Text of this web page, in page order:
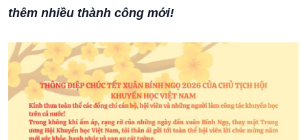
thêm nhiều thành công mới!